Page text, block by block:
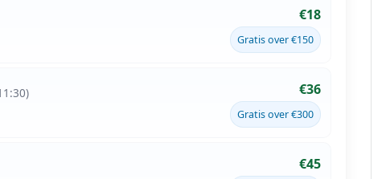
€18
Gratis over €150
€36
Gratis over €300
€45